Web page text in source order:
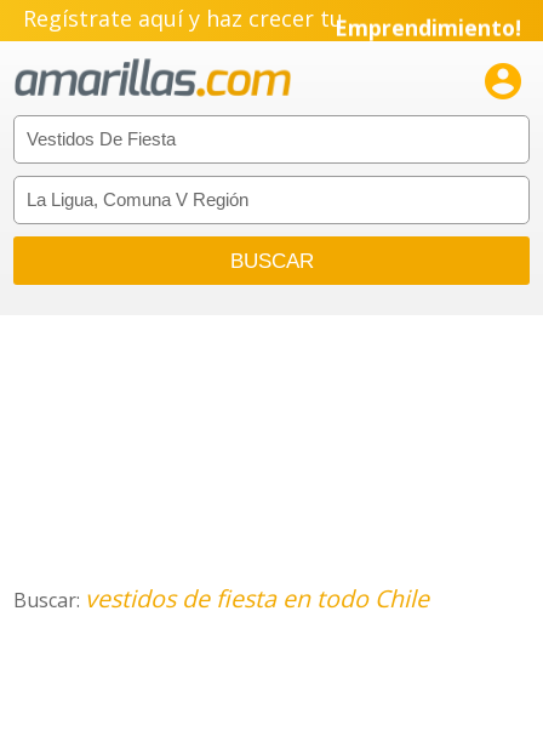
Regístrate aquí y haz crecer tuEmprendimiento!

Buscar: vestidos de fiesta en todo Chile